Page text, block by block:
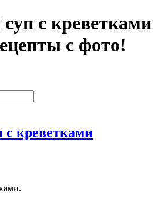
с креветками
с фото!
креветками